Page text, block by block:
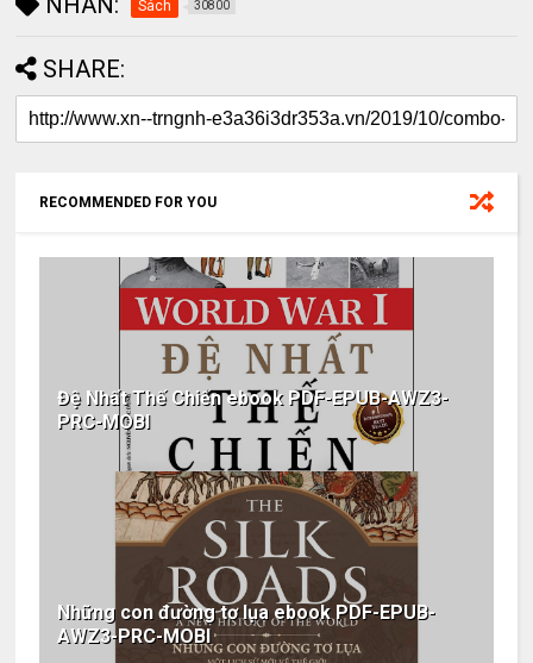
Sách 30800
SHARE:
RECOMMENDED FOR YOU
Đệ Nhất Thế Chiến ebook PDF-EPUB-AWZ3-
PRC-MOBI
Những con đường tơ lụa ebook PDF-EPUB-
AWZ3-PRC-MOBI